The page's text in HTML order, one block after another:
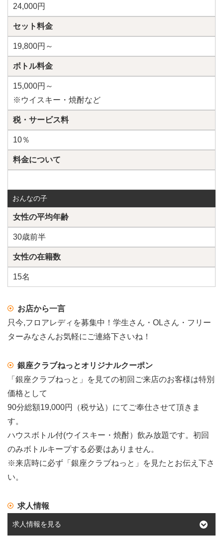
24,000円
セット料金
19,800円～
ボトル料金
15,000円～
※ウイスキー・焼酎など
税・サービス料
10％
料金について
おんなの子
女性の平均年齢
30歳前半
女性の在籍数
15名
お店から一言
只今,フロアレディを募集中！学生さん・OLさん・フリー
ターみなさんお気軽にご連絡下さいね！
銀座クラブねっとオリジナルクーポン
「銀座クラブねっと」を見ての初回ご来店のお客様は特別
価格として
90分総額19,000円（税サ込）にてご奉仕させて頂きま
す。
ハウスボトル付(ウイスキー・焼酎）飲み放題です。初回
のみボトルキープする必要はありません。
※来店時に必ず「銀座クラブねっと」を見たとお伝え下さ
い。
求人情報
求人情報を見る